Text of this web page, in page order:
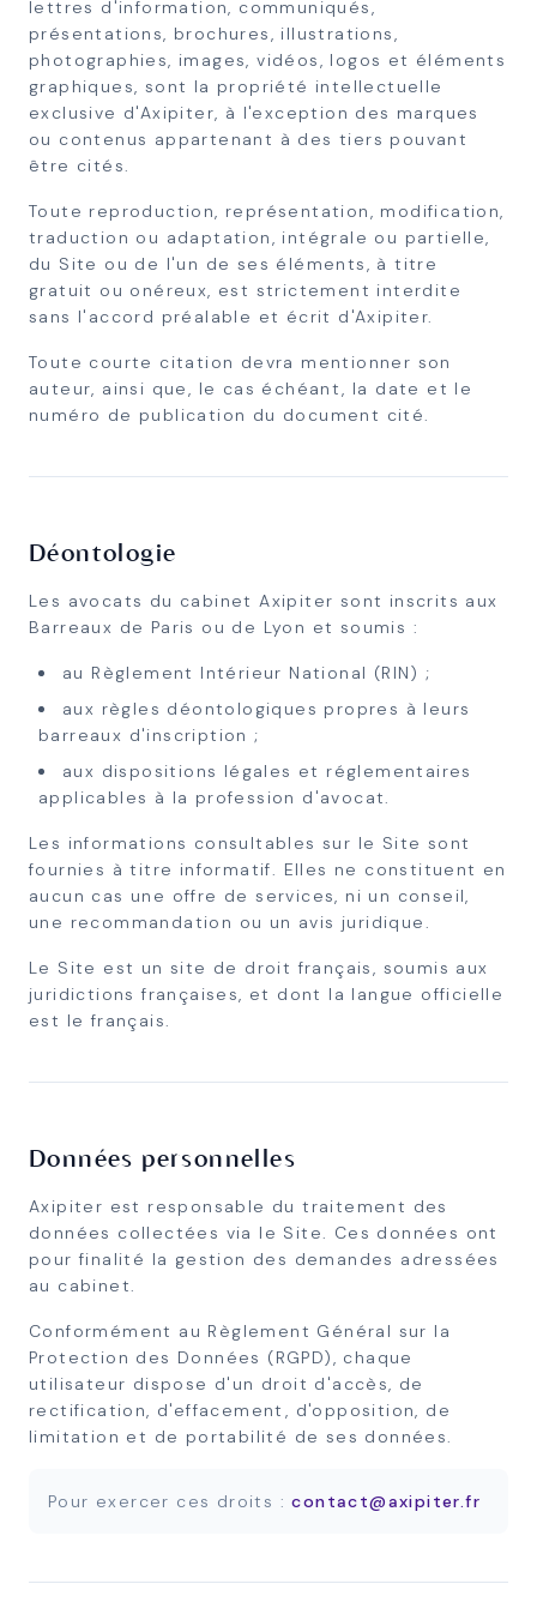
lettres d'information, communiqués,
présentations, brochures, illustrations,
photographies, images, vidéos, logos et éléments
graphiques, sont la propriété intellectuelle
exclusive d'Axipiter, à l'exception des marques
ou contenus appartenant à des tiers pouvant
être cités.
Toute reproduction, représentation, modification,
traduction ou adaptation, intégrale ou partielle,
du Site ou de l'un de ses éléments, à titre
gratuit ou onéreux, est strictement interdite
sans l'accord préalable et écrit d'Axipiter.
Toute courte citation devra mentionner son
auteur, ainsi que, le cas échéant, la date et le
numéro de publication du document cité.
Déontologie
Les avocats du cabinet Axipiter sont inscrits aux
Barreaux de Paris ou de Lyon et soumis :
au Règlement Intérieur National (RIN) ;
aux règles déontologiques propres à leurs
barreaux d'inscription ;
aux dispositions légales et réglementaires
applicables à la profession d'avocat.
Les informations consultables sur le Site sont
fournies à titre informatif. Elles ne constituent en
aucun cas une offre de services, ni un conseil,
une recommandation ou un avis juridique.
Le Site est un site de droit français, soumis aux
juridictions françaises, et dont la langue officielle
est le français.
Données personnelles
Axipiter est responsable du traitement des
données collectées via le Site. Ces données ont
pour finalité la gestion des demandes adressées
au cabinet.
Conformément au Règlement Général sur la
Protection des Données (RGPD), chaque
utilisateur dispose d'un droit d'accès, de
rectification, d'effacement, d'opposition, de
limitation et de portabilité de ses données.
Pour exercer ces droits : contact@axipiter.fr